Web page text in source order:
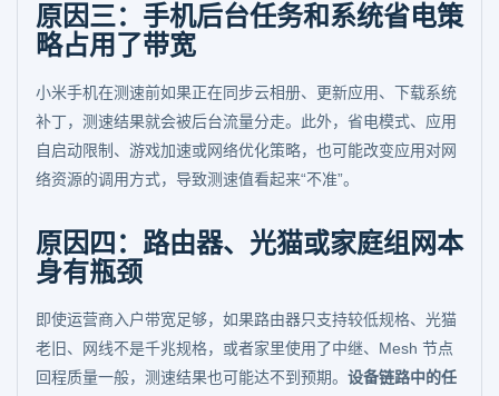
原因三：手机后台任务和系统省电策
略占用了带宽
小米手机在测速前如果正在同步云相册、更新应用、下载系统
补丁，测速结果就会被后台流量分走。此外，省电模式、应用
自启动限制、游戏加速或网络优化策略，也可能改变应用对网
络资源的调用方式，导致测速值看起来“不准”。
原因四：路由器、光猫或家庭组网本
身有瓶颈
即使运营商入户带宽足够，如果路由器只支持较低规格、光猫
老旧、网线不是千兆规格，或者家里使用了中继、Mesh 节点
回程质量一般，测速结果也可能达不到预期。 设备链路中的任